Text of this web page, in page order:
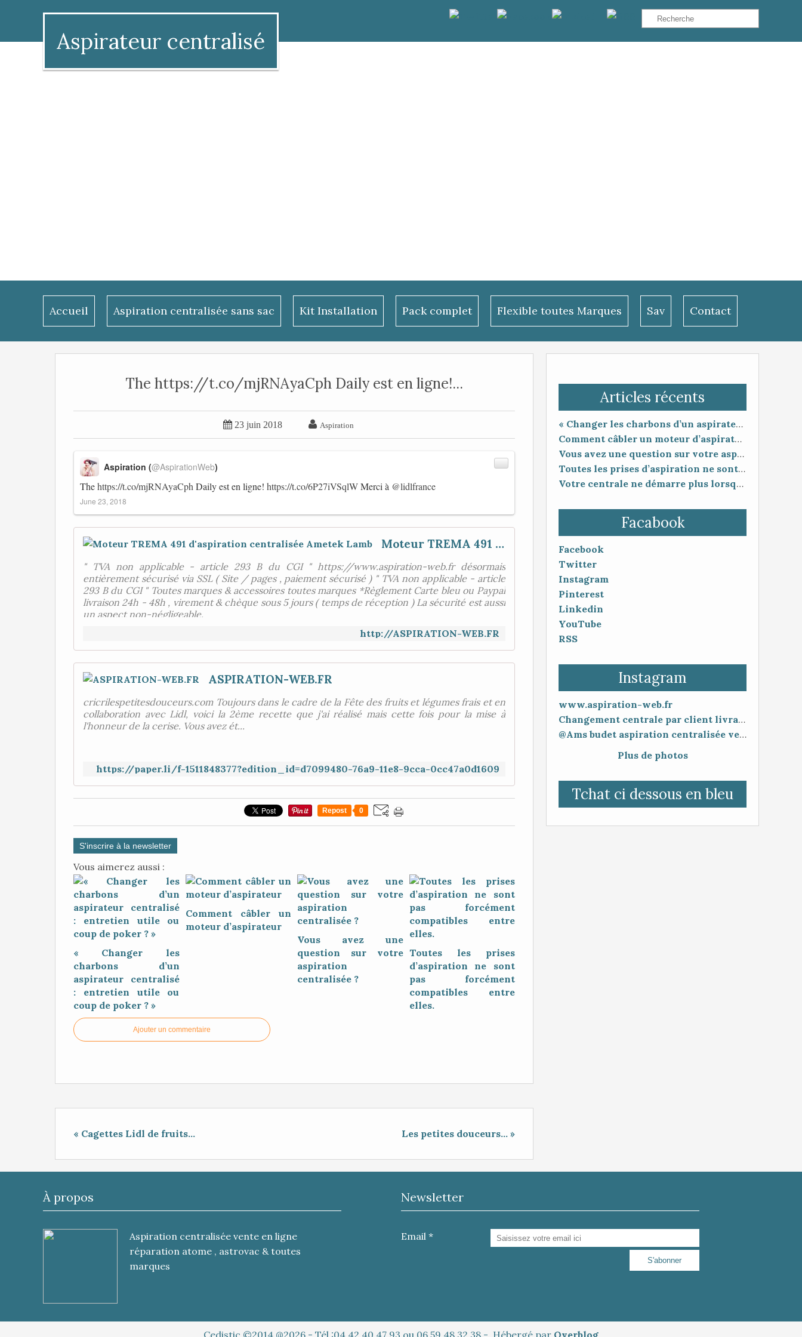
Aspirateur centralisé
Accueil Aspiration centralisée sans sac Kit Installation Pack complet Flexible toutes Marques Sav Contact
Articles récents
« Changer les charbons d’un aspirateur centralisé : entretien utile ou coup de poker ? »
Comment câbler un moteur d’aspirateur
Vous avez une question sur votre aspiration centralisée ?
Toutes les prises d’aspiration ne sont pas forcément compatibles entre elles.
Votre centrale ne démarre plus lorsque vous branchez le flexible ?
Facabook
Facebook
Twitter
Instagram
Pinterest
Linkedin
YouTube
RSS
Instagram
www.aspiration-web.fr
Changement centrale par client livraison 48h mise en service 30 minutes
@Ams budet aspiration centralisée vente en ligne www.aspiration-web.fr
Plus de photos
Tchat ci dessous en bleu
The https://t.co/mjRNAyaCph Daily est en ligne!...
 23 juin 2018  Aspiration
Thehttps://t.co/mjRNAyaCph Daily est en ligne! https://t.co/6P27iVSqlWMerci à @lidlfrance
Aspiration (@AspirationWeb)
June 23, 2018
Moteur TREMA 491 d'aspiration centralisée Ametek Lamb
" TVA non applicable - article 293 B du CGI " https://www.aspiration-web.fr désormais
entièrement sécurisé via SSL ( Site / pages , paiement sécurisé ) " TVA non applicable - article
293 B du CGI " Toutes marques & accessoires toutes marques *Règlement Carte bleu ou Paypal
livraison 24h - 48h , virement & chèque sous 5 jours ( temps de réception ) La sécurité est aussi
un aspect non-négligeable.
http://ASPIRATION-WEB.FR
ASPIRATION-WEB.FR
cricrilespetitesdouceurs.com Toujours dans le cadre de la Fête des fruits et légumes frais et en
collaboration avec Lidl, voici la 2ème recette que j'ai réalisé mais cette fois pour la mise à
l'honneur de la cerise. Vous avez ét...
https://paper.li/f-1511848377?edition_id=d7099480-76a9-11e8-9cca-0cc47a0d1609
Repost 0
S'inscrire à la newsletter
Vous aimerez aussi :
« Changer les
charbons d’un
aspirateur centralisé
: entretien utile ou
coup de poker ? »
Comment câbler un
moteur d’aspirateur
Vous avez une
question sur votre
aspiration
centralisée ?
Toutes les prises
d’aspiration ne sont
pas forcément
compatibles entre
elles.
Ajouter un commentaire
« Cagettes Lidl de fruits... Les petites douceurs... »
À propos
Aspiration centralisée vente en ligne
réparation atome , astrovac & toutes
marques
Newsletter
Email
Cedistic ©2014 @2026 - Tél :04 42 40 47 93 ou 06 59 48 32 38 - Hébergé par Overblog